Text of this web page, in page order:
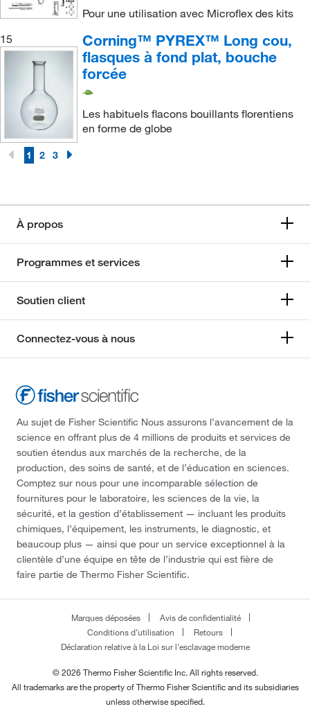
Pour une utilisation avec Microflex des kits
15
Corning™ PYREX™ Long cou,
flasques à fond plat, bouche
forcée
Les habituels flacons bouillants florentiens
en forme de globe
1 2 3
À propos
Programmes et services
Soutien client
Connectez-vous à nous
Au sujet de Fisher Scientific Nous assurons l’avancement de la
science en offrant plus de 4 millions de produits et services de
soutien étendus aux marchés de la recherche, de la
production, des soins de santé, et de l’éducation en sciences.
Comptez sur nous pour une incomparable sélection de
fournitures pour le laboratoire, les sciences de la vie, la
sécurité, et la gestion d’établissement — incluant les produits
chimiques, l’équipement, les instruments, le diagnostic, et
beaucoup plus — ainsi que pour un service exceptionnel à la
clientèle d’une équipe en tête de l’industrie qui est fière de
faire partie de Thermo Fisher Scientific.
Marques déposées
Avis de confidentialité
Conditions d’utilisation
Retours
Déclaration relative à la Loi sur l’esclavage moderne
© 2026 Thermo Fisher Scientific Inc. All rights reserved.
All trademarks are the property of Thermo Fisher Scientific and its subsidiaries
unless otherwise specified.